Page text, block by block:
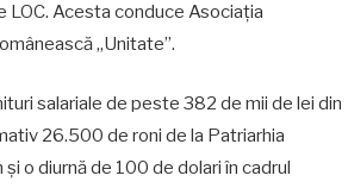
Acesta conduce Asociația
„Unitate”.
salariale de peste 382 de mii de lei din
26.500 de roni de la Patriarhia
o diurnă de 100 de dolari în cadrul